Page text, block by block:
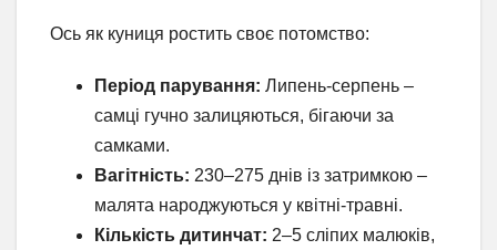
Ось як куниця ростить своє потомство:
Період парування: Липень-серпень –
самці гучно залицяються, бігаючи за
самками.
Вагітність: 230–275 днів із затримкою –
малята народжуються у квітні-травні.
Кількість дитинчат: 2–5 сліпих малюків,